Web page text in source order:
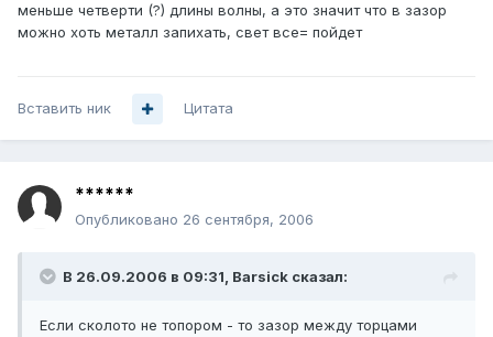
меньше четверти (?) длины волны, а это значит что в зазор
можно хоть металл запихать, свет все= пойдет
Вставить ник Цитата
******
Опубликовано 26 сентября, 2006
В 26.09.2006 в 09:31, Barsick сказал:
Если сколото не топором - то зазор между торцами